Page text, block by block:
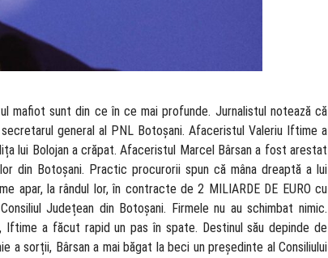
mafiot sunt din ce în ce mai profunde. Jurnalistul notează că
general al PNL Botoșani. Afaceristul Valeriu Iftime a
lui Bolojan a crăpat. Afaceristul Marcel Bârsan a fost arestat
din Botoșani. Practic procurorii spun că mâna dreaptă a lui
la rândul lor, în contracte de 2 MILIARDE DE EURO cu
Județean din Botoșani. Firmele nu au schimbat nimic.
a făcut rapid un pas în spate. Destinul său depinde de
a sorții, Bârsan a mai băgat la beci un președinte al Consiliului